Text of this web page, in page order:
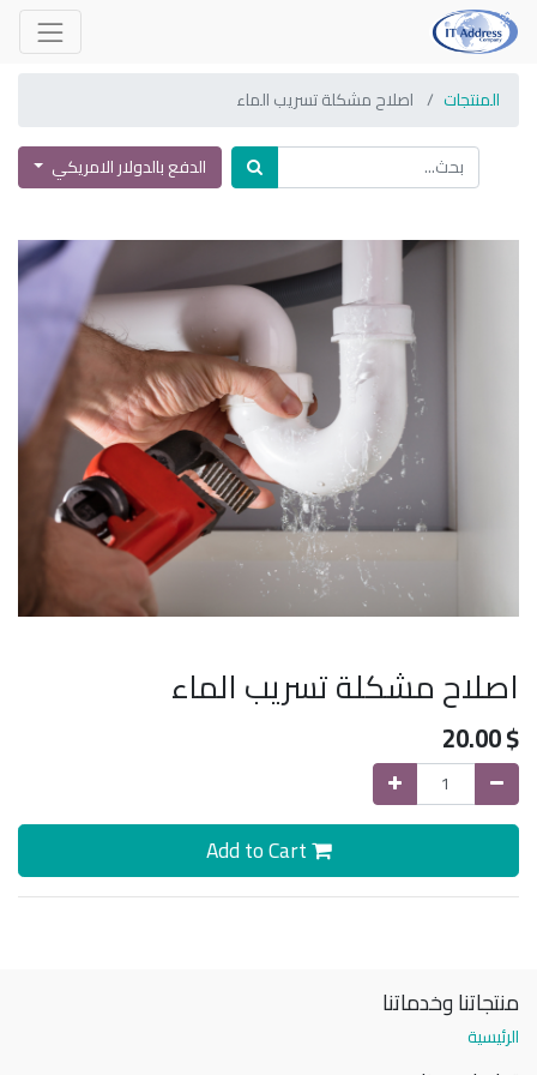
المنتجات اصلاح مشكلة تسريب الماء
الدفع بالدولار الامريكي
اصلاح مشكلة تسريب الماء
$
20.00
منتجاتنا وخدماتنا
الرئيسية